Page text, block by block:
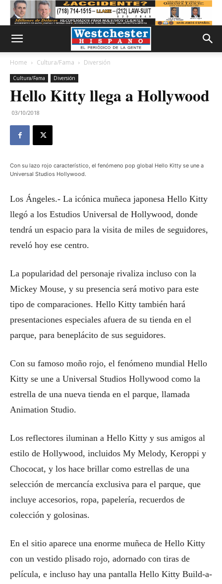
Home Cultura/Fama Diversión
Cultura/Fama Diversión
Hello Kitty llega a Hollywood
03/10/2018
Con su lazo rojo característico, el fenómeno pop global Hello Kitty se une a
Universal Studios Hollywood.
Los Ángeles.- La icónica muñeca japonesa Hello Kitty
llegó a los Estudios Universal de Hollywood, donde
tendrá un espacio para la visita de miles de seguidores,
reveló hoy ese centro.
La popularidad del personaje rivaliza incluso con la
Mickey Mouse, y su presencia será motivo para este
tipo de comparaciones. Hello Kitty también hará
presentaciones especiales afuera de su tienda en el
parque, para beneplácito de sus seguidores.
Con su famoso moño rojo, el fenómeno mundial Hello
Kitty se une a Universal Studios Hollywood como la
estrella de una nueva tienda en el parque, llamada
Animation Studio.
Los reflectores iluminan a Hello Kitty y sus amigos al
estilo de Hollywood, incluidos My Melody, Keroppi y
Chococat, y los hace brillar como estrellas de una
selección de mercancía exclusiva para el parque, que
incluye accesorios, ropa, papelería, recuerdos de
colección y golosinas.
En el sitio aparece una enorme muñeca de Hello Kitty
con un vestido plisado rojo, adornado con tiras de
película, e incluso hay una pantalla Hello Kitty Build-a-